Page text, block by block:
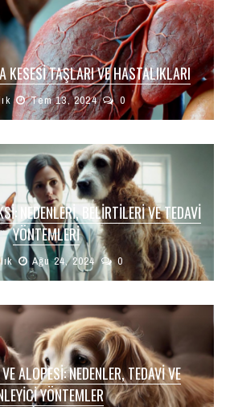
KESESI TAŞLARI VE HASTALIKLARI
Tem 13, 2024 0
NEDENLERI, BELIRTILERI VE TEDAVI
YÖNTEMLERI
Ağu 24, 2024 0
ALOPESI: NEDENLER, TEDAVI VE
YÖNTEMLER